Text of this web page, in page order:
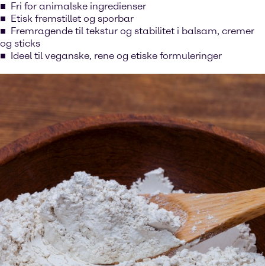
Fri for animalske ingredienser
Etisk fremstillet og sporbar
Fremragende til tekstur og stabilitet i balsam, cremer
og sticks
Ideel til veganske, rene og etiske formuleringer